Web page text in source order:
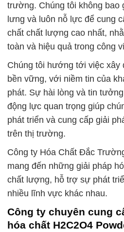
trường. Chúng tôi không bao
lưng và luôn nỗ lực để cung
chất chất lượng cao nhất,
toàn và hiệu quả trong công
Chúng tôi hướng tới việc xây
bền vững, với niềm tin của
phát. Sự hài lòng và tin
động lực quan trọng giúp
phát triển và cung cấp giải
trên thị trường.
Công ty Hóa Chất Đắc
mang đến những giải pháp
chất lượng, hỗ trợ sự phát
nhiều lĩnh vực khác nhau.
Công ty chuyên cung
hóa chất H2C2O4